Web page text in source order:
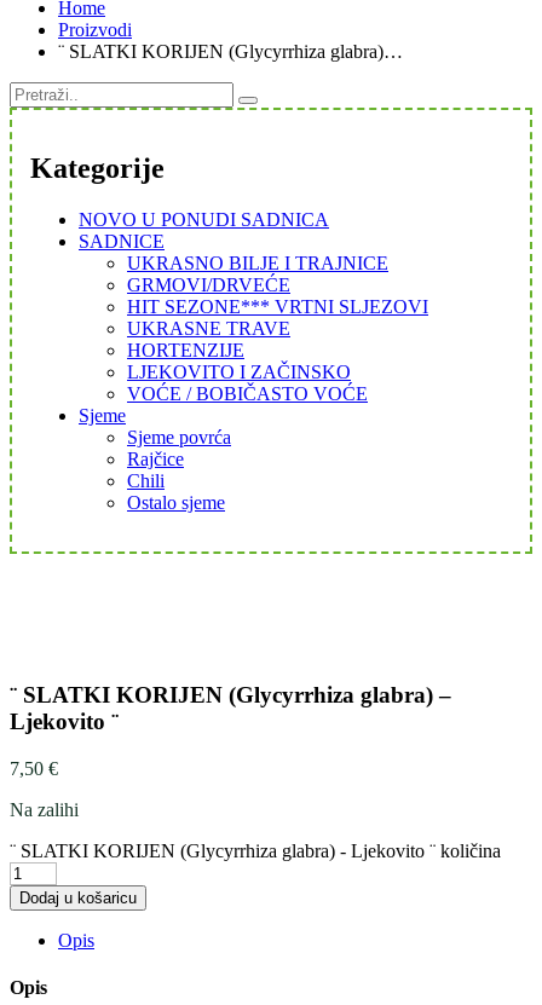
Home
Proizvodi
¨ SLATKI KORIJEN (Glycyrrhiza glabra)…
Kategorije
NOVO U PONUDI SADNICA
SADNICE
UKRASNO BILJE I TRAJNICE
GRMOVI/DRVEĆE
HIT SEZONE*** VRTNI SLJEZOVI
UKRASNE TRAVE
HORTENZIJE
LJEKOVITO I ZAČINSKO
VOĆE / BOBIČASTO VOĆE
Sjeme
Sjeme povrća
Rajčice
Chili
Ostalo sjeme
¨ SLATKI KORIJEN (Glycyrrhiza glabra) –
Ljekovito ¨
7,50 €
Na zalihi
¨ SLATKI KORIJEN (Glycyrrhiza glabra) - Ljekovito ¨ količina
Dodaj u košaricu
Opis
Opis